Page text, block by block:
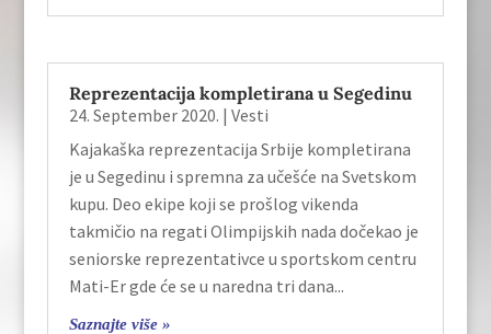
Reprezentacija kompletirana u Segedinu
24. September 2020. | Vesti
Kajakaška reprezentacija Srbije kompletirana
je u Segedinu i spremna za učešće na Svetskom
kupu. Deo ekipe koji se prošlog vikenda
takmičio na regati Olimpijskih nada dočekao je
seniorske reprezentativce u sportskom centru
Mati-Er gde će se u naredna tri dana...
Saznajte više »